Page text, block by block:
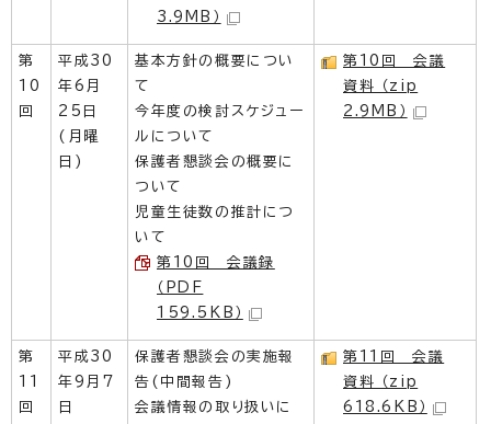
3.9MB）
第
10
回
平成30
年6月
25日
(月曜
日)
基本方針の概要につい
て
今年度の検討スケジュー
ルについて
保護者懇談会の概要に
ついて
児童生徒数の推計につ
いて
第10回 会議録
（PDF
159.5KB）
第10回 会議
資料 （zip
2.9MB）
第
11
回
平成30
年9月7
日
保護者懇談会の実施報
告(中間報告)
会議情報の取り扱いに
第11回 会議
資料 （zip
618.6KB）